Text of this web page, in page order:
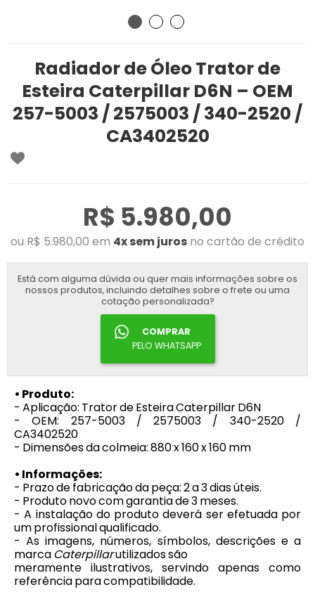
Radiador de Óleo Trator de
Esteira Caterpillar D6N – OEM
257-5003 / 2575003 / 340-2520 /
CA3402520
R$ 5.980,00
ou R$ 5.980,00 em 4x sem juros no cartão de crédito
Está com alguma dúvida ou quer mais informações sobre os
nossos produtos, incluindo detalhes sobre o frete ou uma
cotação personalizada?
COMPRAR
PELO WHATSAPP
• Produto:
- Aplicação: Trator de Esteira Caterpillar D6N
- OEM: 257-5003 / 2575003 / 340-2520 /
CA3402520
- Dimensões da colmeia: 880 x 160 x 160 mm
• Informações:
- Prazo de fabricação da peça: 2 a 3 dias úteis.
- Produto novo com garantia de 3 meses.
- A instalação do produto deverá ser efetuada por
um profissional qualificado.
- As imagens, números, símbolos, descrições e a
marca Caterpillarutilizados são
meramente ilustrativos, servindo apenas como
referência para compatibilidade.